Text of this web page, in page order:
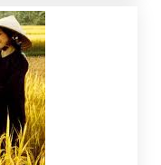
cho nông